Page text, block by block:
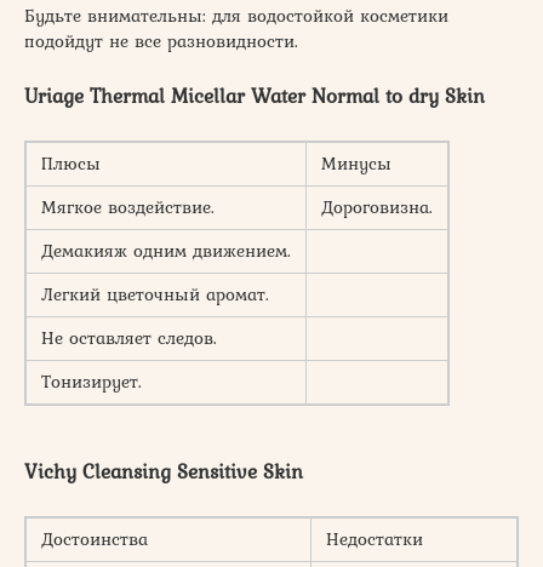
Будьте внимательны: для водостойкой косметики
подойдут не все разновидности.
Uriage Thermal Micellar Water Normal to dry Skin
Плюсы
Минусы
Мягкое воздействие.
Дороговизна.
Демакияж одним движением.
Легкий цветочный аромат.
Не оставляет следов.
Тонизирует.
Vichy Cleansing Sensitive Skin
Достоинства Недостатки